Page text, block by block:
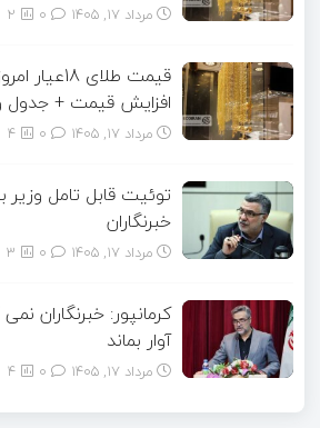
مرداد ۱۷, ۱۴۰۵ 2
افزایش قیمت + جدول
مرداد ۱۷, ۱۴۰۵ 4
توئیت قابل تامل وزیر
خبرنگاران
مرداد ۱۷, ۱۴۰۵ 3
کرمانپور: خبرنگاران
آوار بماند
مرداد ۱۷, ۱۴۰۵ 4